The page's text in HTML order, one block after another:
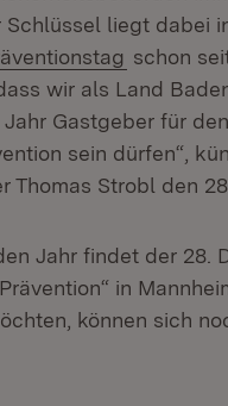
Schlüssel liegt dabei
(Öffnet in
schon
wir als Land
Gastgeber für
sein dürfen“,
Thomas Strobl den
Jahr findet der 28.
Prävention“ in
können sich